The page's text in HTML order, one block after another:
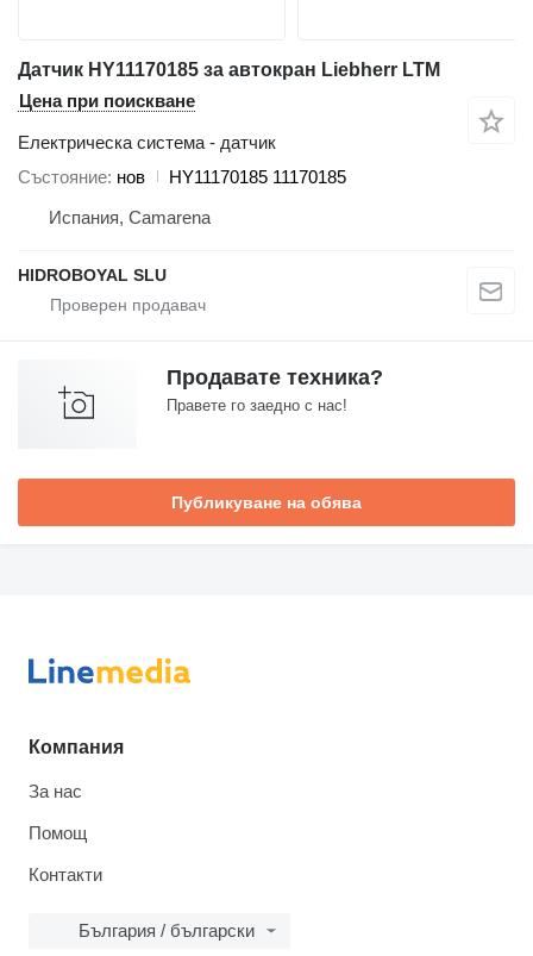
Датчик HY11170185 за автокран Liebherr LTM
Цена при поискване
Електрическа система - датчик
Състояние нов
HY11170185 11170185
Испания, Camarena
HIDROBOYAL SLU
Продавате техника?
Правете го заедно с нас!
Публикуване на обява
Компания
За нас
Помощ
Контакти
България / български